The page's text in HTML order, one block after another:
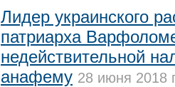
Лидер украинского
патриарха
недействительной
анафему 28 июня 2018